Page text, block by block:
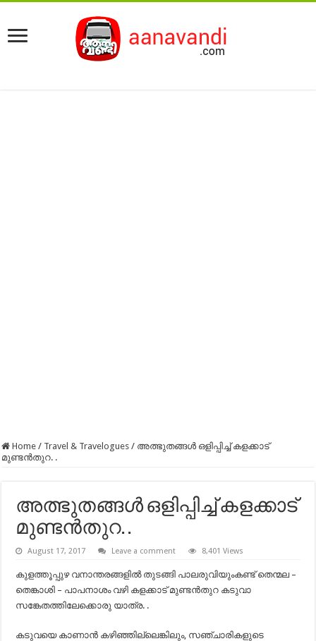
Home / Travel & Travelogues / അത്ഭുതങ്ങൾ ഒളിപ്പിച്ച് കളക്കാട്
മുണ്ടൻതുറ. .
അത്ഭുതങ്ങൾ ഒളിപ്പിച്ച് കളക്കാട്
മുണ്ടൻതുറ. .
August 17, 2017 Leave a comment 8,401 Views
കുളത്തൂപ്പുഴ വനാന്തരങ്ങളിൽ തുടങ്ങി പാലരുവിയുംകണ്ട് തെന്മല –
തെങ്കാശി – പാപനാശം വഴി കളക്കാട്‌ മുണ്ടൻതുറ കടുവാ
സങ്കേതത്തിലേക്കൊരു യാത്ര. .
കടുവയെ കാണാൻ കഴിഞ്ഞില്ലെങ്കിലും, സഞ്ചാരികളുടെ